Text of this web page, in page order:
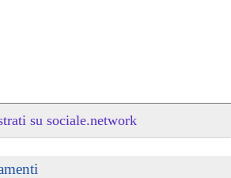
14:27
su sociale.network